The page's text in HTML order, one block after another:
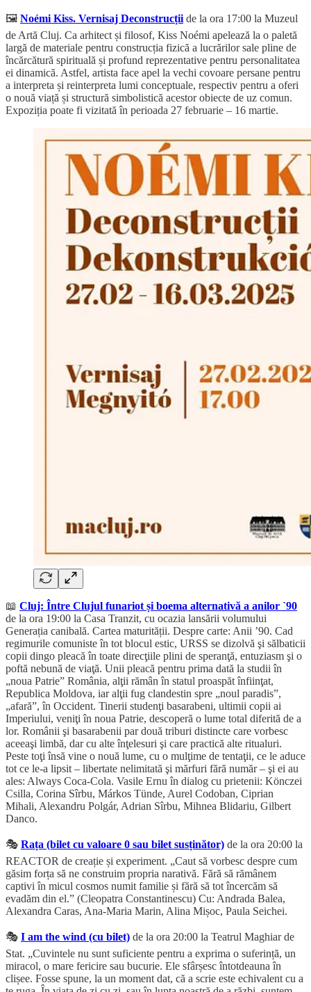
🖼️ Noémi Kiss. Vernisaj Deconstrucții de la ora 17:00 la Muzeul
de Artă Cluj. Ca arhitect și filosof, Kiss Noémi apelează la o paletă
largă de materiale pentru construcția fizică a lucrărilor sale pline de
încărcătură spirituală și profund reprezentative pentru personalitatea
ei dinamică. Astfel, artista face apel la vechi covoare persane pentru
a interpreta și reinterpreta lumi conceptuale, respectiv pentru a oferi
o nouă viață și structură simbolistică acestor obiecte de uz comun.
Expoziția poate fi vizitată în perioada 27 februarie – 16 martie.
📖 Cluj: Între Clujul funariot și boema alternativă a anilor `90
de la ora 19:00 la Casa Tranzit, cu ocazia lansării volumului
Generația canibală. Cartea maturității. Despre carte: Anii ’90. Cad
regimurile comuniste în tot blocul estic, URSS se dizolvă şi sălbaticii
copii dingo pleacă în toate direcţiile plini de speranţă, entuziasm şi o
poftă nebună de viaţă. Unii pleacă pentru prima dată la studii în
„noua Patrie” România, alţii rămân în statul proaspăt înfiinţat,
Republica Moldova, iar alţii fug clandestin spre „noul paradis”,
„afară”, în Occident. Tinerii studenţi basarabeni, ultimii copii ai
Imperiului, veniţi în noua Patrie, descoperă o lume total diferită de a
lor. Românii şi basarabenii par două triburi distincte care vorbesc
aceeaşi limbă, dar cu alte înţelesuri şi care practică alte ritualuri.
Peste toţi însă vine o nouă lume, cu o mulţime de tentaţii, ce le aduce
tot ce le-a lipsit – libertate nelimitată şi mărfuri fără număr – şi ei au
ales: Always Coca-Cola. Vasile Ernu în dialog cu prietenii: Könczei
Csilla, Corina Sîrbu, Márkos Tünde, Aurel Codoban, Ciprian
Mihali, Alexandru Polgár, Adrian Sîrbu, Mihnea Blidariu, Gilbert
Danco.
🎭 Rața (bilet cu valoare 0 sau bilet susținător) de la ora 20:00 la
REACTOR de creație și experiment. „Caut să vorbesc despre cum
găsim forța să ne construim propria narativă. Fără să rămânem
captivi în micul cosmos numit familie și fără să tot încercăm să
evadăm din el.” (Cleopatra Constantinescu) Cu: Andrada Balea,
Alexandra Caras, Ana-Maria Marin, Alina Mișoc, Paula Seichei.
🎭 I am the wind (cu bilet) de la ora 20:00 la Teatrul Maghiar de
Stat. „Cuvintele nu sunt suficiente pentru a exprima o suferință, un
miracol, o mare fericire sau bucurie. Ele sfârșesc întotdeauna în
clișee. Fosse spune, la un moment dat, că a scrie este echivalent cu a